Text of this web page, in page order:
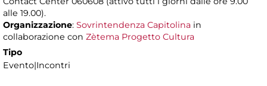
alle 19.00).
Organizzazione: Sovrintendenza Capitolina in
collaborazione con Zètema Progetto Cultura
Tipo
Evento|Incontri